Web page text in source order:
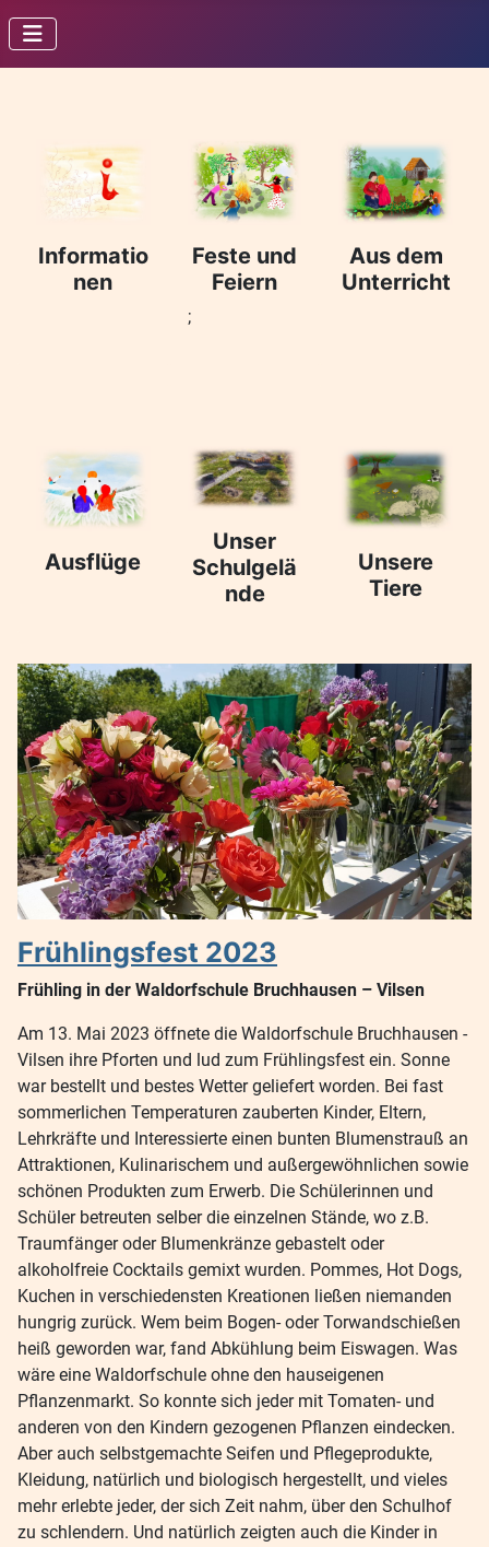
Informatio
nen
Feste und
Feiern
;
Aus dem
Unterricht
Ausflüge
Unser
Schulgelä
nde
Unsere
Tiere
Frühlingsfest 2023
Frühling in der Waldorfschule Bruchhausen – Vilsen
Am 13. Mai 2023 öffnete die Waldorfschule Bruchhausen -
Vilsen ihre Pforten und lud zum Frühlingsfest ein. Sonne
war bestellt und bestes Wetter geliefert worden. Bei fast
sommerlichen Temperaturen zauberten Kinder, Eltern,
Lehrkräfte und Interessierte einen bunten Blumenstrauß an
Attraktionen, Kulinarischem und außergewöhnlichen sowie
schönen Produkten zum Erwerb. Die Schülerinnen und
Schüler betreuten selber die einzelnen Stände, wo z.B.
Traumfänger oder Blumenkränze gebastelt oder
alkoholfreie Cocktails gemixt wurden. Pommes, Hot Dogs,
Kuchen in verschiedensten Kreationen ließen niemanden
hungrig zurück. Wem beim Bogen- oder Torwandschießen
heiß geworden war, fand Abkühlung beim Eiswagen. Was
wäre eine Waldorfschule ohne den hauseigenen
Pflanzenmarkt. So konnte sich jeder mit Tomaten- und
anderen von den Kindern gezogenen Pflanzen eindecken.
Aber auch selbstgemachte Seifen und Pflegeprodukte,
Kleidung, natürlich und biologisch hergestellt, und vieles
mehr erlebte jeder, der sich Zeit nahm, über den Schulhof
zu schlendern. Und natürlich zeigten auch die Kinder in